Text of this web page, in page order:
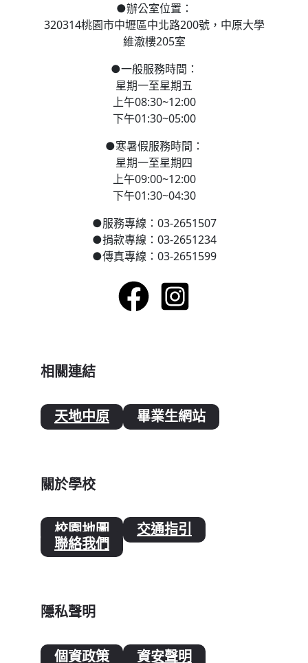
●辦公室位置：
320314桃園市中壢區中北路200號， 中原大學
維澈樓205室
●一般服務時間：
星期一至星期五
上午08:30~12:00
下午01:30~05:00
●寒暑假服務時間：
星期一至星期四
上午09:00~12:00
下午01:30~04:30
●服務專線：03-2651507
●捐款專線：03-2651234
●傳真專線：03-2651599
相關連結
天地中原 畢業生網站
關於學校
校園地圖 交通指引
聯絡我們
隱私聲明
個資政策 資安聲明